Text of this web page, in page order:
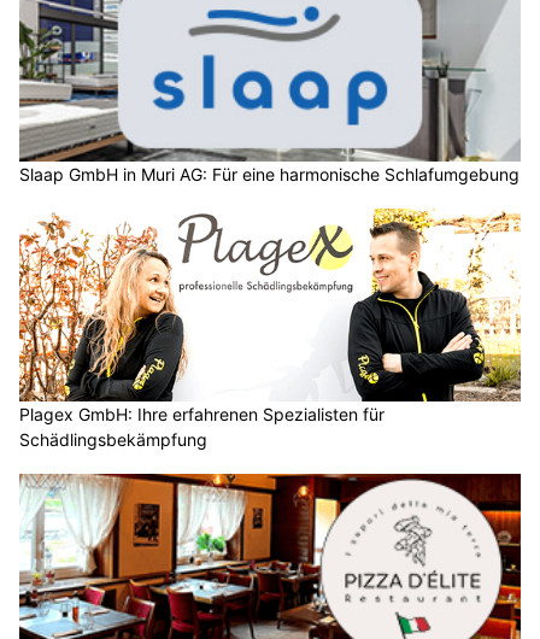
Slaap GmbH in Muri AG: Für eine harmonische Schlafumgebung
Plagex GmbH: Ihre erfahrenen Spezialisten für
Schädlingsbekämpfung